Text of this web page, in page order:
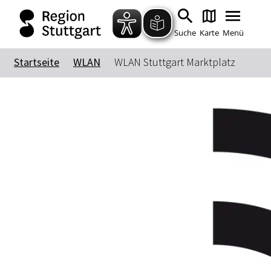
Suche Karte Menü
Startseite WLAN WLAN Stuttgart Marktplatz